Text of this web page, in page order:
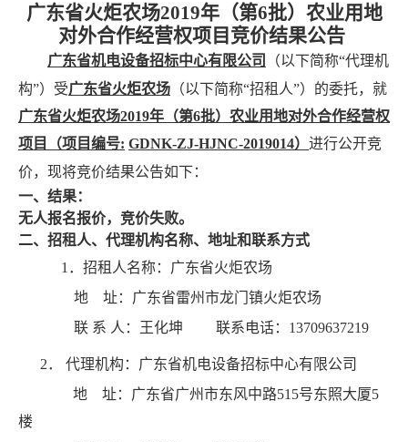
广东省火炬农场2019年（第6批）农业用地
对外合作经营权项目竞价结果公告
广东省机电设备招标中心有限公司
（以下简称“代理机
构”）受广东省火炬农场 （以下简称“招租人”）的委托，就
广东省火炬农场2019年（第6批）农业用地对外合作经营权
项目（项目编号: GDNK-ZJ-HJNC-2019014） 进行公开竞
价，现将竞价结果公告如下：
一、结果：
无人报名报价，竞价失败。
二、招租人、代理机构名称、地址和联系方式
1 ．招租人名称：广东省火炬农场
地 址：广东省雷州市龙门镇火炬农场
联 系 人：王化坤 联系电话：13709637219
2． 代理机构：广东省机电设备招标中心有限公司
地 址：广东省广州市东风中路515号东照大厦5
楼